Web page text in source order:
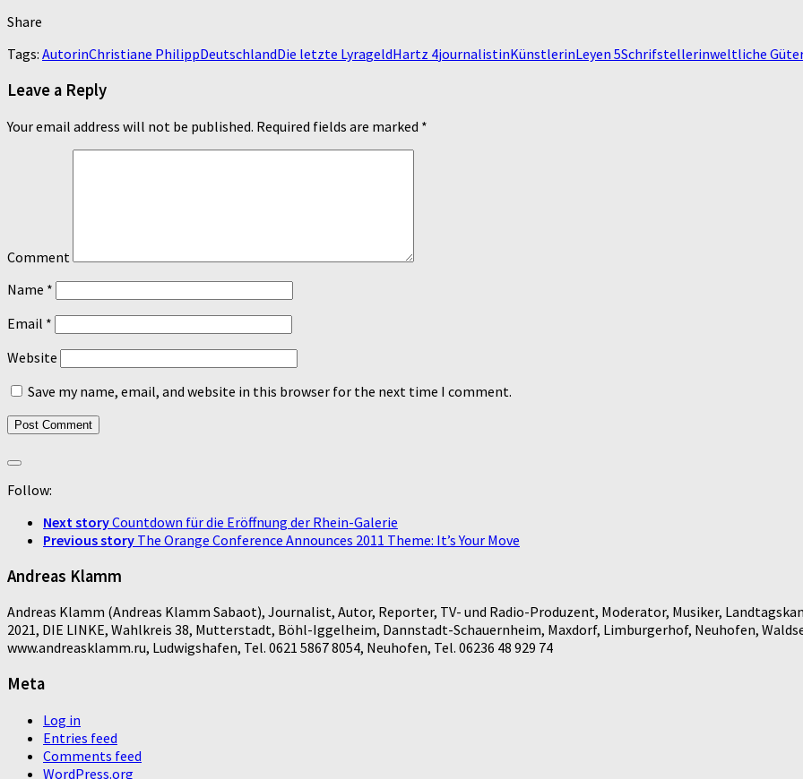
Share
Tags: AutorinChristiane PhilippDeutschlandDie letzte LyrageldHartz 4journalistinKünstlerinLeyen 5Schrifstellerinweltliche
Leave a Reply
Your email address will not be published. Required fields are marked *
Comment
Name *
Email *
Website
Save my name, email, and website in this browser for the next time I comment.
Follow:
Next storyCountdown für die Eröffnung der Rhein-Galerie
Previous story The Orange Conference Announces 2011 Theme: It’s Your Move
Andreas Klamm
Andreas Klamm (Andreas Klamm Sabaot), Journalist, Autor, Reporter, TV- und Radio-Produzent, Moderator, Musiker,
2021, DIE LINKE, Wahlkreis 38, Mutterstadt, Böhl-Iggelheim, Dannstadt-Schauernheim, Maxdorf, Limburgerhof, Neuhofen,
www.andreasklamm.ru, Ludwigshafen, Tel. 0621 5867 8054, Neuhofen, Tel. 06236 48 929 74
Meta
Log in
Entries feed
Comments feed
WordPress.org